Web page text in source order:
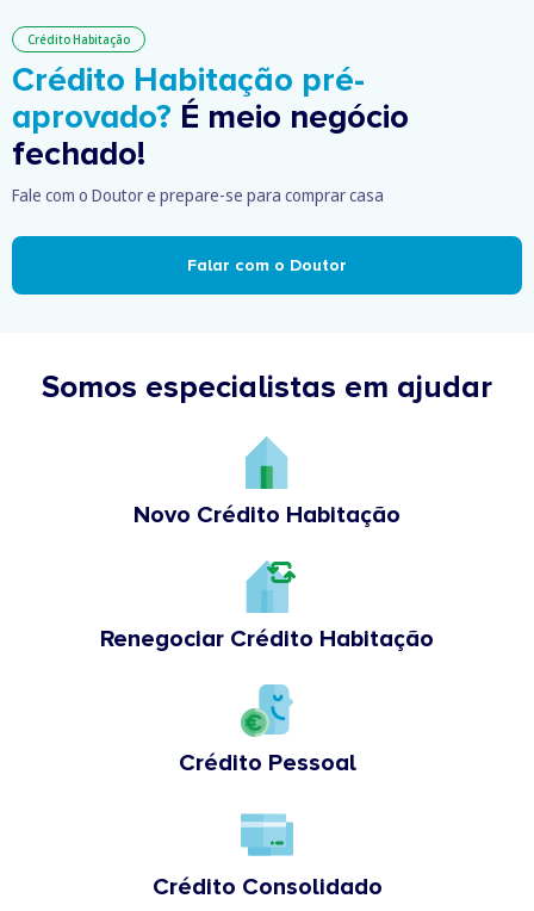
Crédito Habitação
Crédito Habitação pré-
aprovado? É meio negócio
fechado!
Fale com o Doutor e prepare-se para comprar casa
Falar com o Doutor
Somos especialistas em ajudar
Novo Crédito Habitação
Renegociar Crédito Habitação
Crédito Pessoal
Crédito Consolidado